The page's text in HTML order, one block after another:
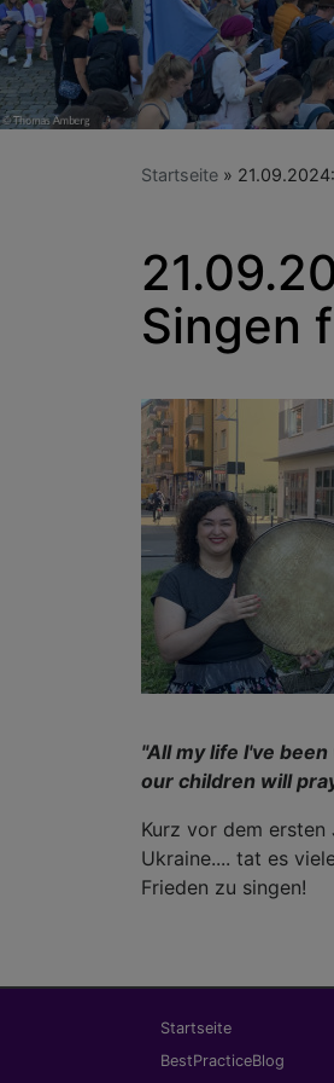
Startseite
Singen
"All my life I've
our children will
Kurz vor dem
Ukraine.... tat es
Frieden zu singen!
Hauptnavigation
Startseite
BestPracticeBlog